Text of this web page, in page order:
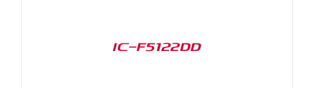
IC-F5122DD